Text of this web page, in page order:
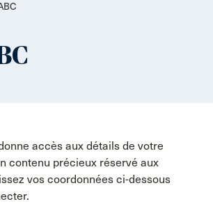
accès aux détails de votre
contenu précieux réservé aux
vos coordonnées ci-dessous